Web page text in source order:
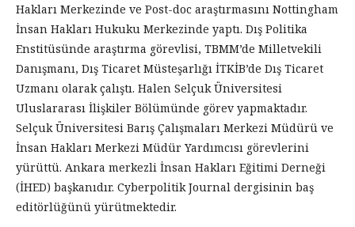
Hakları Merkezinde ve Post-doc araştırmasını Nottingham
İnsan Hakları Hukuku Merkezinde yaptı. Dış Politika
Enstitüsünde araştırma görevlisi, TBMM’de Milletvekili
Danışmanı, Dış Ticaret Müsteşarlığı İTKİB’de Dış Ticaret
Uzmanı olarak çalıştı. Halen Selçuk Üniversitesi
Uluslararası İlişkiler Bölümünde görev yapmaktadır.
Selçuk Üniversitesi Barış Çalışmaları Merkezi Müdürü ve
İnsan Hakları Merkezi Müdür Yardımcısı görevlerini
yürüttü. Ankara merkezli İnsan Hakları Eğitimi Derneği
(İHED) başkanıdır. Cyberpolitik Journal dergisinin baş
editörlüğünü yürütmektedir.